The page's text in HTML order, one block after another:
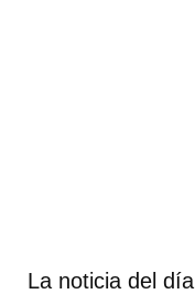
La noticia del día